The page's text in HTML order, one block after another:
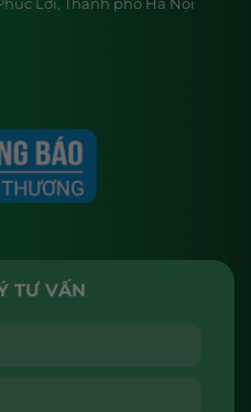
Lợi, Thành phố Hà Nội
TƯ VẤN